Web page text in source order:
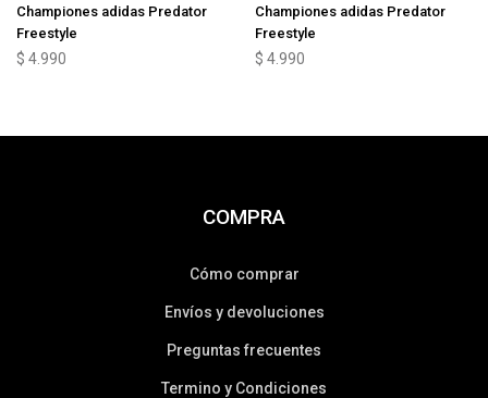
Championes adidas Predator
Freestyle
$ 4.990
Championes adidas Predator
Freestyle
$ 4.990
COMPRA
Cómo comprar
Envíos y devoluciones
Preguntas frecuentes
Termino y Condiciones